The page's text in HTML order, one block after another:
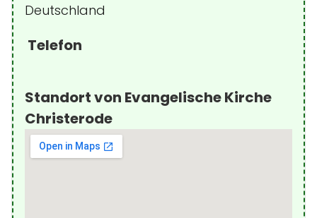
Deutschland
Telefon
Standort von Evangelische Kirche
Christerode